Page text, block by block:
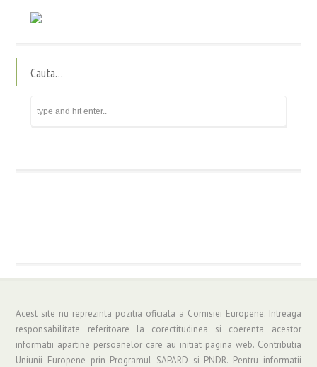
Cauta…
Acest site nu reprezinta pozitia oficiala a Comisiei Europene. Intreaga
responsabilitate referitoare la corectitudinea si coerenta acestor
informatii apartine persoanelor care au initiat pagina web. Contributia
Uniunii Europene prin Programul SAPARD si PNDR. Pentru informatii